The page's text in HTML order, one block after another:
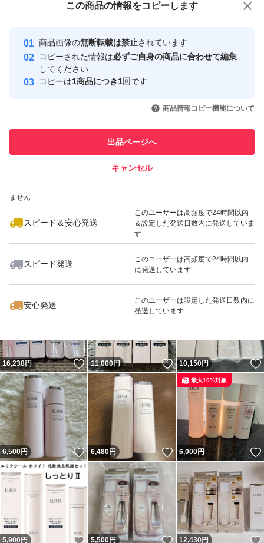
ブライトニング ローション WT II
限定セット a E
ブランド：エリクシールホワイト
#エリクシールホワイトクリアローションTII
#資生堂
効果/特徴...美白, 夜用, 朝用
3/エリクシール ホワイト 美白＆エイジングケア
ブランド：ELIXIR（コスメ）
安心取引出品者
心・安全なユーザーです
取引実績
引を完了させた実績があります
での取引実績があります
ません
スピード＆安心発送
このユーザーは高頻度で24時間以内
＆設定した発送日数内に発送していま
す
スピード発送
このユーザーは高頻度で24時間以内
に発送しています
安心発送
このユーザーは設定した発送日数内に
発送しています
この商品の情報をコピーします
商品画像の無断転載は禁止されています
コピーされた情報は必ずご自身の商品に合わせて編集
してください
コピーは1商品につき1回です
商品情報コピー機能について
出品ページへ
キャンセル
この商品をみている人にオススメ
いいね！
7,400
16,238円 いいね！
11,000円 いいね！
10,150円
6,500円 いいね！
6,480円 いいね！
6,000円
最大10%対象
5,900 円 いいね！
5,500円 いいね！
12,430円